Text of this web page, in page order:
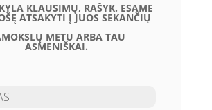
KLAUSIMŲ, RAŠYK. ESAME
ATSAKYTI Į JUOS SEKANČIŲ
METU ARBA TAU
ASMENIŠKAI.